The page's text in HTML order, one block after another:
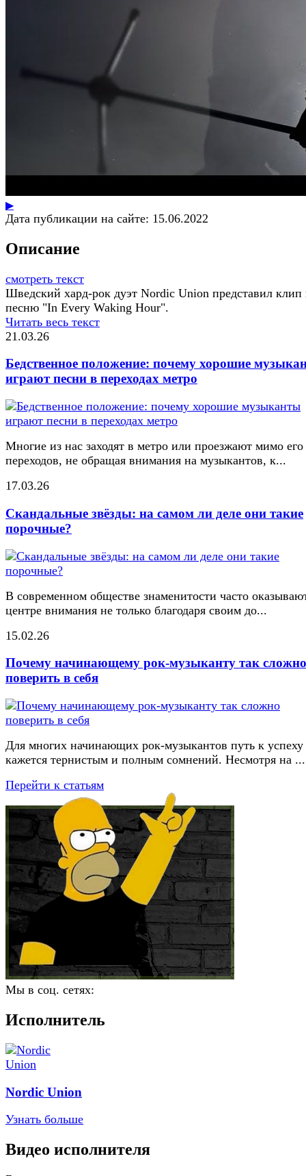
▶
Дата публикации на сайте: 15.06.2022
Описание
смотреть текст
Шведский хард-рок дуэт Nordic Union представил клип
песню "In Every Waking Hour".
Читать весь текст
21.03.26
Бедственное положение: почему хорошие
играют песни в переходах метро
Многие из нас заходят в метро или проезжают мимо его
переходов, не обращая внимания на музыкантов, к...
17.03.26
Скандальные звёзды: на самом ли деле они такие
порочные?
В современном обществе знаменитости часто
центре внимания не только благодаря своим до...
15.02.26
Почему начинающему рок-музыканту так сложно
поверить в себя
Для многих начинающих рок-музыкантов путь к успеху
кажется тернистым и полным сомнений. Несмотря на ...
Перейти к статьям
Мы в соц. сетях:
Исполнитель
Nordic Union
Узнать больше
Видео исполнителя